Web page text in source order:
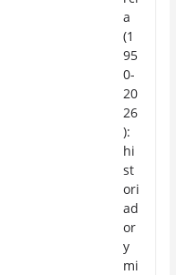
a
(1
95
0-
20
26
):
hi
st
ori
ad
or
y
mi